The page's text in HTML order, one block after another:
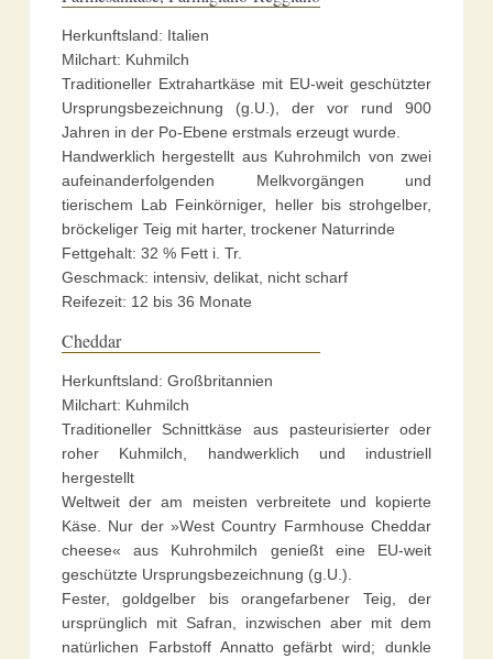
Herkunftsland: Italien
Milchart: Kuhmilch
Traditioneller Extrahartkäse mit EU-weit geschützter
Ursprungsbezeichnung (g.U.), der vor rund 900
Jahren in der Po-Ebene erstmals erzeugt wurde.
Handwerklich hergestellt aus Kuhrohmilch von zwei
aufeinanderfolgenden Melkvorgängen und
tierischem Lab Feinkörniger, heller bis strohgelber,
bröckeliger Teig mit harter, trockener Naturrinde
Fettgehalt: 32 % Fett i. Tr.
Geschmack: intensiv, delikat, nicht scharf
Reifezeit: 12 bis 36 Monate
Cheddar
Herkunftsland: Großbritannien
Milchart: Kuhmilch
Traditioneller Schnittkäse aus pasteurisierter oder
roher Kuhmilch, handwerklich und industriell
hergestellt
Weltweit der am meisten verbreitete und kopierte
Käse. Nur der »West Country Farmhouse Cheddar
cheese« aus Kuhrohmilch genießt eine EU-weit
geschützte Ursprungsbezeichnung (g.U.).
Fester, goldgelber bis orangefarbener Teig, der
ursprünglich mit Safran, inzwischen aber mit dem
natürlichen Farbstoff Annatto gefärbt wird; dunkle